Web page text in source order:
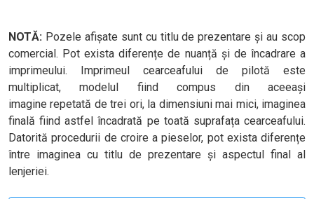
NOTĂ: Pozele afișate sunt cu titlu de prezentare și au scop
comercial. Pot exista diferențe de nuanță și de încadrare a
imprimeului. Imprimeul cearceafului de pilotă este
multiplicat, modelul fiind compus din aceeași
imagine repetată de trei ori, la dimensiuni mai mici, imaginea
finală fiind astfel încadrată pe toată suprafața cearceafului.
Datorită procedurii de croire a pieselor, pot exista diferențe
între imaginea cu titlu de prezentare și aspectul final al
lenjeriei.